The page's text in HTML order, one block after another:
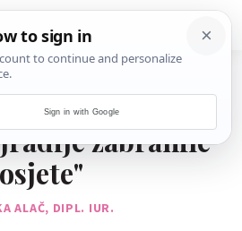
"Novopečene
zabranile
ALAČ, DIPL. IUR.
Sign in with Google